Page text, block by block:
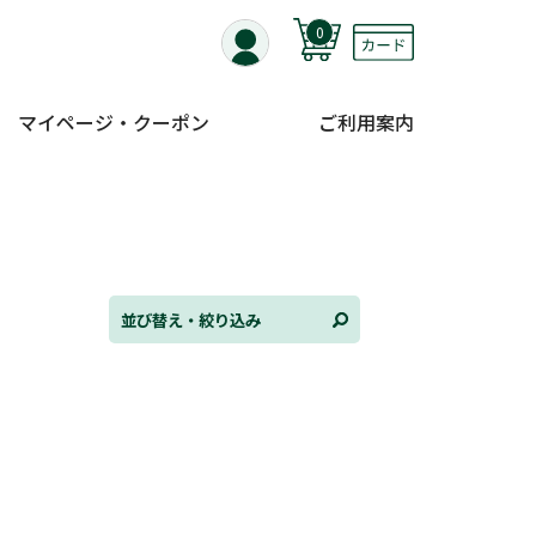
0
マイページ・クーポン ご利用案内
並び替え・絞り込み
替え